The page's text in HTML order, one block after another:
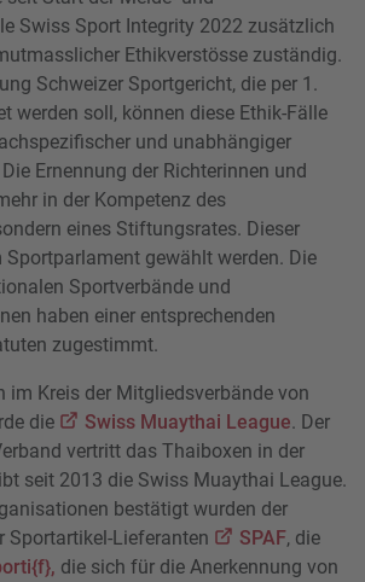
Swiss Sport Integrity 2022 zusätzlich
Ethikverstösse zuständig.
Schweizer Sportgericht, die per 1.
werden soll, können diese Ethik-Fälle
und unabhängiger
Ernennung der Richterinnen und
in der Kompetenz des
eines Stiftungsrates. Dieser
gewählt werden. Die
Sportverbände und
haben einer entsprechenden
zugestimmt.
im Kreis der Mitgliedsverbände von
die
Swiss Muaythai League. Der
vertritt das Thaiboxen in der
seit 2013 die Swiss Muaythai League.
bestätigt wurden der
Sportartikel-Lieferanten
SPAF, die
die sich für die Anerkennung von